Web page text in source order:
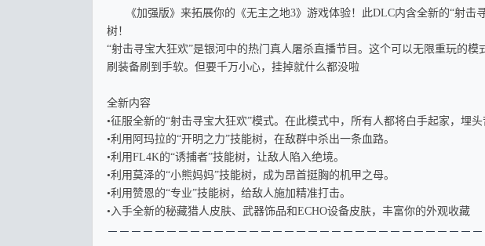
《加强版》来拓展你的《无主之地3》游戏体验！此DLC内含全新的“射击
树！
“射击寻宝大狂欢”是银河中的热门真人屠杀直播节目。这个可以无限重玩的模
刷装备刷到手软。但要千万小心，挂掉就什么都没啦
全新内容
•征服全新的“射击寻宝大狂欢”模式。在此模式中，所有人都将白手起家，埋头
•利用阿玛拉的“开明之力”技能树，在敌群中杀出一条血路。
•利用FL4K的“诱捕者”技能树，让敌人陷入绝境。
•利用莫泽的“小熊妈妈”技能树，成为昂首挺胸的机甲之母。
•利用赞恩的“专业”技能树，给敌人施加精准打击。
•入手全新的秘藏猎人皮肤、武器饰品和ECHO设备皮肤，丰富你的外观收藏
－ －－－－－－－－－－－－－－－－－－－－－－－－－－－－－－